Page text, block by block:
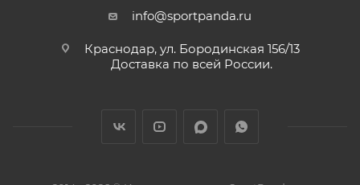
info@sportpanda.ru
Краснодар, ул. Бородинская 156/13
Доставка по всей России.